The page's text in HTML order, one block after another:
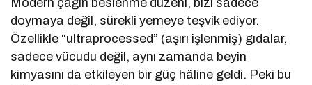
Modern çağın beslenme düzeni, bizi sadece
doymaya değil, sürekli yemeye teşvik ediyor.
Özellikle “ultraprocessed” (aşırı işlenmiş) gıdalar,
sadece vücudu değil, aynı zamanda beyin
kimyasını da etkileyen bir güç hâline geldi. Peki bu